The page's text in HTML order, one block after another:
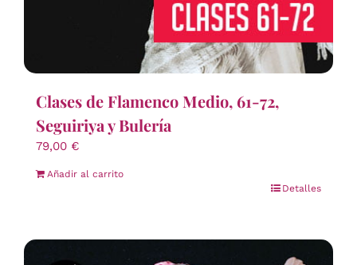
Clases de Flamenco Medio, 61-72,
Seguiriya y Bulería
79,00 €
Añadir al carrito
Detalles